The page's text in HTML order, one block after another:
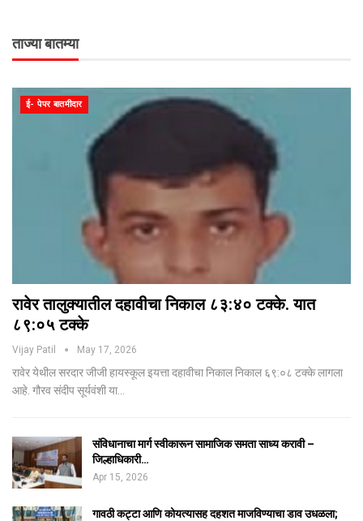
ताज्या बातम्या
ई- पेपर बातमीदार
रावेर तालुक्यातील दहावीचा निकाल ८३:४० टक्के. यात
८९:०५ टक्के
Vijay Patil May 17, 2026
रावेर येथील सरदार जीजी हायस्कूल इयत्ता दहावीचा निकाल निकाल ६९:०८ टक्के लागला
आहे. गौरव संदीप सूर्यवंशी या…
संविधानाचा मार्ग स्वीकारून सामाजिक समता साध्य करावी –
जिल्हाधिकारी…
Apr 15, 2026
गावठी कट्टा आणि कोयत्यासह दहशत माजविण्याचा डाव उधळला;